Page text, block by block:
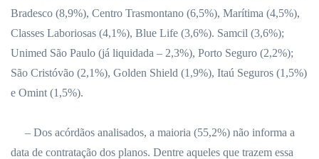
Bradesco (8,9%), Centro Trasmontano (6,5%), Marítima (4,5%),
Classes Laboriosas (4,1%), Blue Life (3,6%). Samcil (3,6%);
Unimed São Paulo (já liquidada – 2,3%), Porto Seguro (2,2%);
São Cristóvão (2,1%), Golden Shield (1,9%), Itaú Seguros (1,5%)
e Omint (1,5%).
– Dos acórdãos analisados, a maioria (55,2%) não informa a
data de contratação dos planos. Dentre aqueles que trazem essa